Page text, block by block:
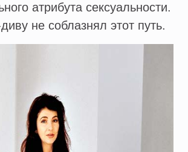
атрибута сексуальности.
не соблазнял этот путь.